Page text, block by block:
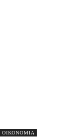
ΟΙΚΟΝΟΜΙΑ